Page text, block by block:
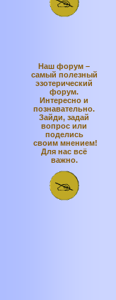
Наш форум –
самый полезный
эзотерический
форум.
Интересно и
познавательно.
Зайди, задай
вопрос или
поделись
своим мнением!
Для нас всё
важно.